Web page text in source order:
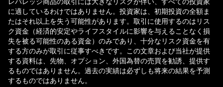
に適しているわけではありません。投資家は、初期投資の全額ま
たはそれ以上を失う可能性があります。取引に使用するのはリス
ク資金（経済的安定やライフスタイルに影響を与えることなく損
失を被る可能性のある資金）のみであり、十分なリスク資金を有
する方のみが取引に従事すべきです。この文章および当社が提供
する資料は、先物、オプション、外国為替の売買を勧誘、提供す
るものではありません。過去の実績は必ずしも将来の結果を予測
するものではありません。